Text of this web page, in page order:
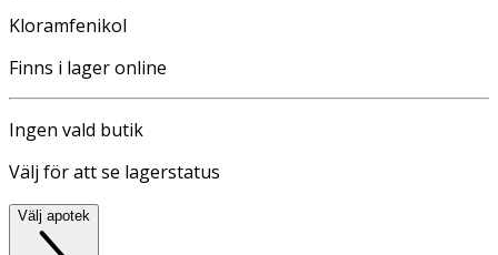
Kloramfenikol
Finns i lager online
Ingen vald butik
Välj för att se lagerstatus
Välj apotek